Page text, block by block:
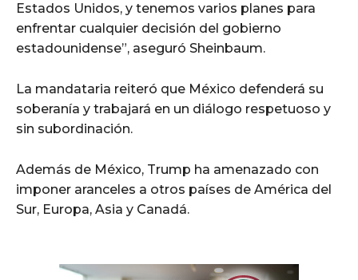
Estados Unidos, y tenemos varios planes para
enfrentar cualquier decisión del gobierno
estadounidense”, aseguró Sheinbaum.
La mandataria reiteró que México defenderá su
soberanía y trabajará en un diálogo respetuoso y
sin subordinación.
Además de México, Trump ha amenazado con
imponer aranceles a otros países de América del
Sur, Europa, Asia y Canadá.